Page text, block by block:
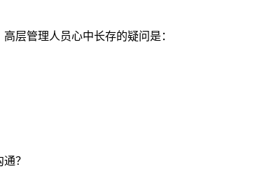
层管理人员心中长存的疑问是：
？